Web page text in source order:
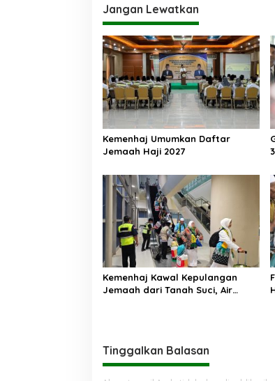
Jangan Lewatkan
Kemenhaj Umumkan Daftar
Jemaah Haji 2027
Kemenhaj Kawal Kepulangan
Jemaah dari Tanah Suci, Air
Tinggalkan Balasan